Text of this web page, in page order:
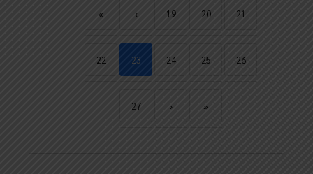
« ‹ 19 20 21
22 23 24 25 26
27 › »